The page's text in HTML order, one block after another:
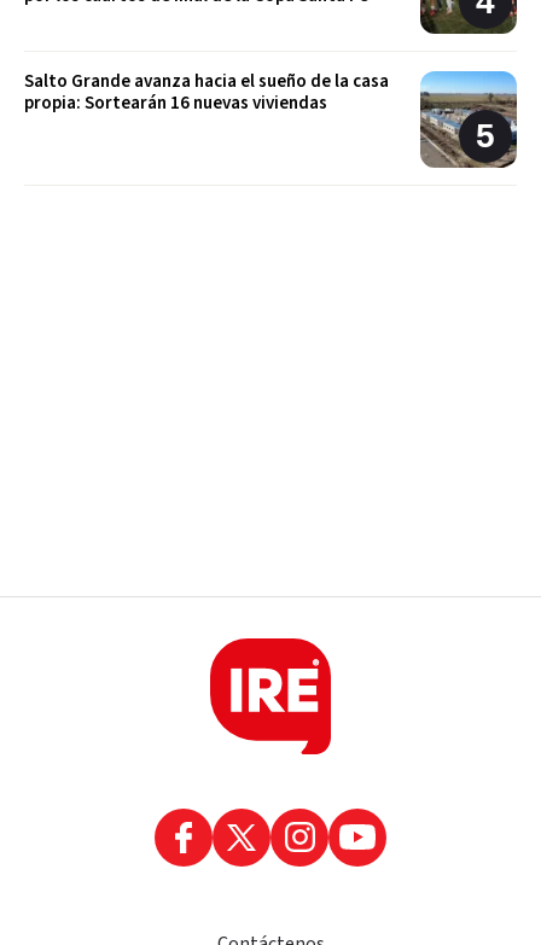
Salto Grande avanza hacia el sueño de la casa
propia: Sortearán 16 nuevas viviendas